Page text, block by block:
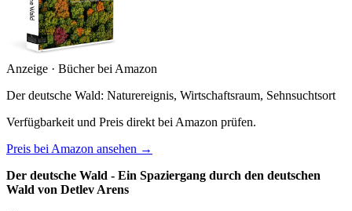
Anzeige · Bücher bei Amazon
Der deutsche Wald: Naturereignis, Wirtschaftsraum, Sehnsuchtsort
Verfügbarkeit und Preis direkt bei Amazon prüfen.
Preis bei Amazon ansehen →
Der deutsche Wald - Ein Spaziergang durch den deutschen
Wald von Detlev Arens